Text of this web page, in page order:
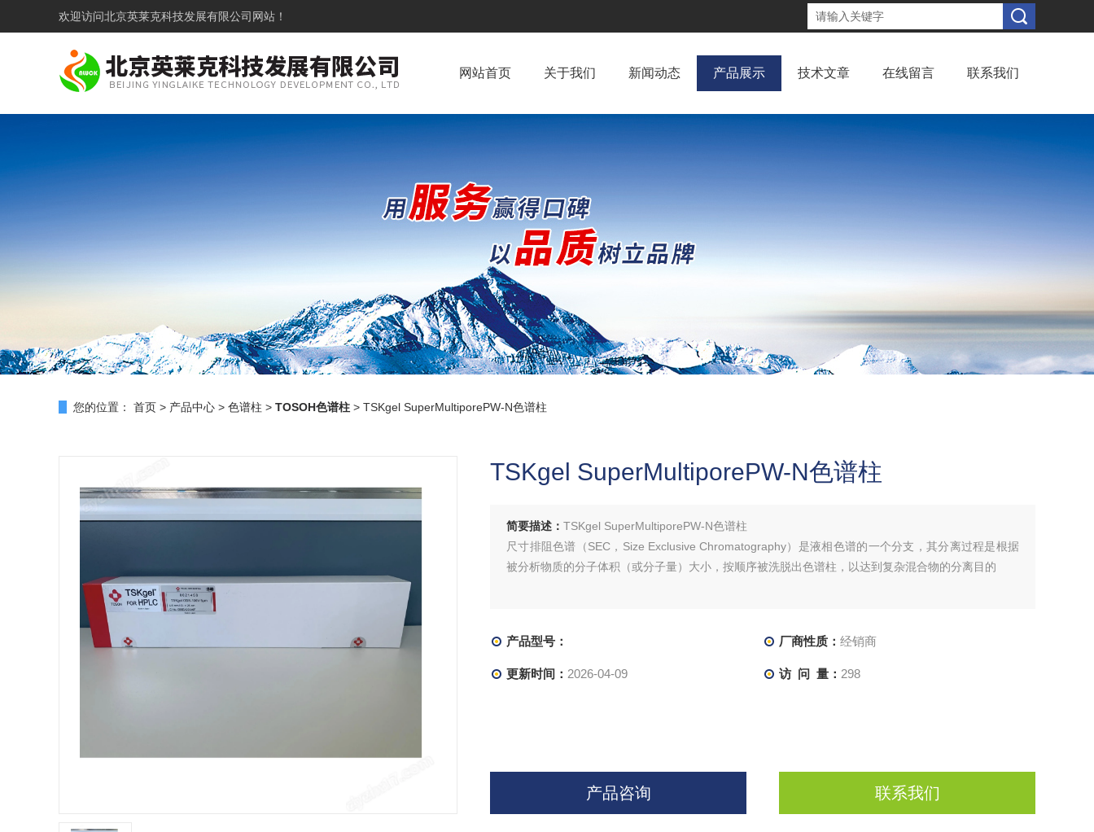
欢迎访问北京英莱克科技发展有限公司网站！
网站首页 关于我们 新闻动态 产品展示 技术文章 在线留言 联系我们
您的位置： 首页 > 产品中心 > 色谱柱 > TOSOH色谱柱 > TSKgel SuperMultiporePW-N色谱柱
TSKgel SuperMultiporePW-N色谱柱
简要描述： TSKgel SuperMultiporePW-N色谱柱
尺寸排阻色谱（SEC，Size Exclusive Chromatography）是液相色谱的一个分支，其分离过程是根据
被分析物质的分子体积（或分子量）大小，按顺序被洗脱出色谱柱，以达到复杂混合物的分离目的
产品型号： 厂商性质： 经销商
更新时间： 2026-04-09 访 问 量： 298
产品咨询 联系我们